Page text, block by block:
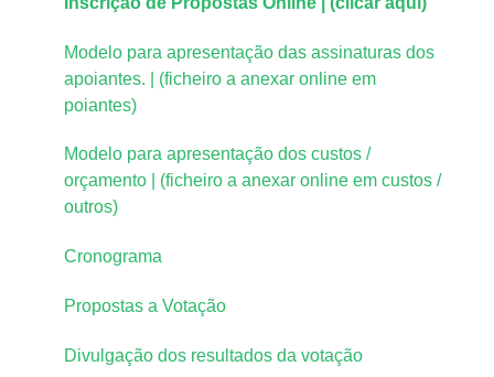
Modelo para apresentação das assinaturas dos
apoiantes. | (ficheiro a anexar online em
poiantes)
Modelo para apresentação dos custos /
orçamento | (ficheiro a anexar online em custos /
outros)
Cronograma
Propostas a Votação
Divulgação dos resultados da votação